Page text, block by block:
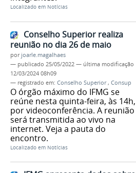
Localizado em Notícias
Conselho Superior realiza
reunião no dia 26 de maio
por joarle.magalhaes
— publicado 25/05/2022 — última modificação
12/03/2024 08h09
— registrado em: Conselho Superior, Consup
O órgão máximo do IFMG se
reúne nesta quinta-feira, às 14h,
por videoconferência. A reunião
será transmitida ao vivo na
internet. Veja a pauta do
encontro.
Localizado em Notícias